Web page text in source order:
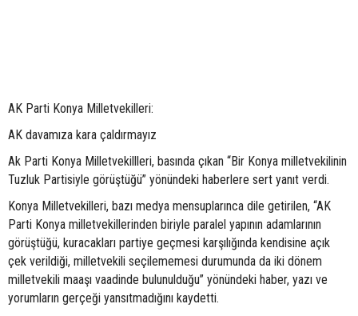
AK Parti Konya Milletvekilleri:
AK davamıza kara çaldırmayız
Ak Parti Konya Milletvekillleri, basında çıkan “Bir Konya milletvekilinin
Tuzluk Partisiyle görüştüğü” yönündeki haberlere sert yanıt verdi.
Konya Milletvekilleri, bazı medya mensuplarınca dile getirilen, “AK
Parti Konya milletvekillerinden biriyle paralel yapının adamlarının
görüştüğü, kuracakları partiye geçmesi karşılığında kendisine açık
çek verildiği, milletvekili seçilememesi durumunda da iki dönem
milletvekili maaşı vaadinde bulunulduğu” yönündeki haber, yazı ve
yorumların gerçeği yansıtmadığını kaydetti.